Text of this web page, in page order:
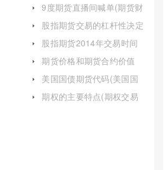
9度期货直播间喊单(期货财
股指期货交易的杠杆性决定
股指期货2014年交易时间
期货价格和期货合约价值
美国国债期货代码(美国国
期权的主要特点(期权交易